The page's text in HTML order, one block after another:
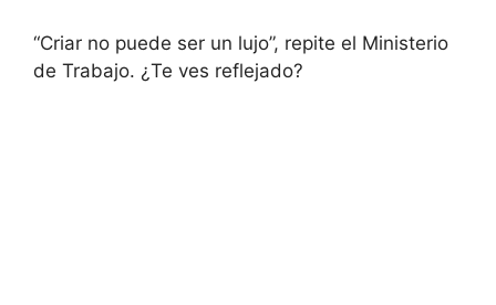
“Criar no puede ser un lujo”, repite el Ministerio
de Trabajo. ¿Te ves reflejado?